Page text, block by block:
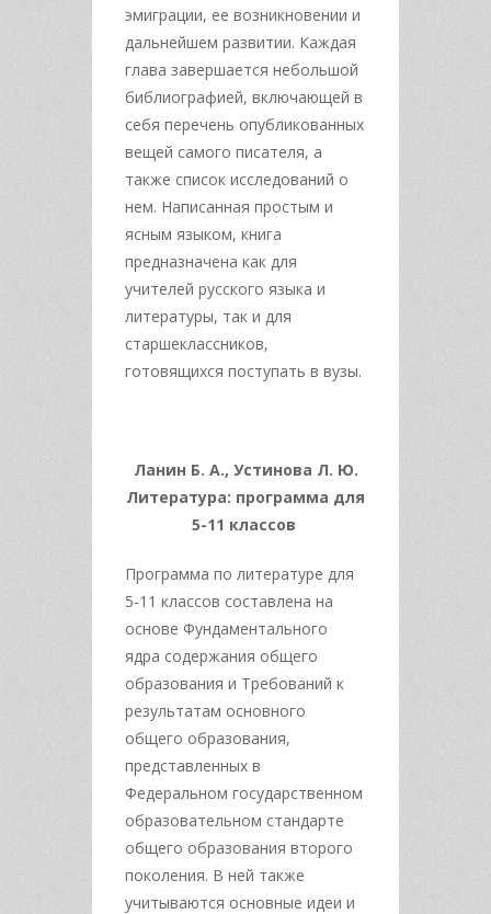
эмиграции, ее возникновении и
дальнейшем развитии. Каждая
глава завершается небольшой
библиографией, включающей в
себя перечень опубликованных
вещей самого писателя, а
также список исследований о
нем. Написанная простым и
ясным языком, книга
предназначена как для
учителей русского языка и
литературы, так и для
старшеклассников,
готовящихся поступать в вузы.
Ланин Б. А., Устинова Л. Ю.
Литература: программа для
5-11 классов
Программа по литературе для
5-11 классов составлена на
основе Фундаментального
ядра содержания общего
образования и Требований к
результатам основного
общего образования,
представленных в
Федеральном государственном
образовательном стандарте
общего образования второго
поколения. В ней также
учитываются основные идеи и